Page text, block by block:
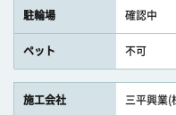
駐輪場 確認中
ペット 不可
施工会社 三平興業(